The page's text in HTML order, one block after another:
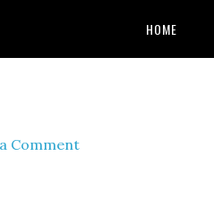
HOME
Comment